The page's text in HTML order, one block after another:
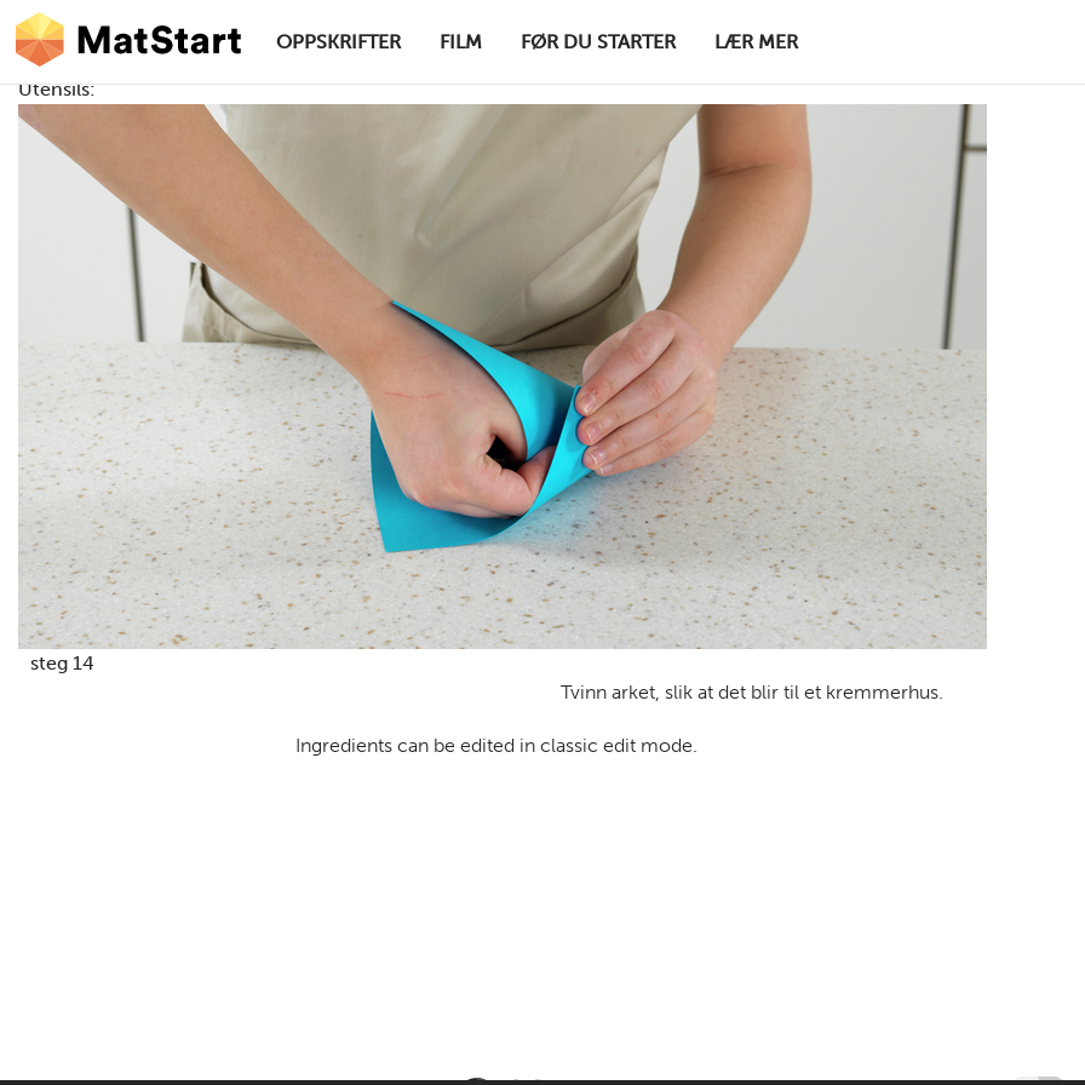
Hopp til hovedinnhold
hovednavigasjonsskrivebordsversjon
MatStart
OPPSKRIFTER FILM FØR DU STARTER LÆR MER
Utensils:
steg 14
Tvinn arket, slik at det blir til et kremmerhus.
Ingredients can be edited in classic edit mode.